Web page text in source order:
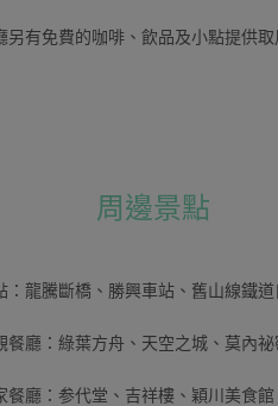
另有免費的咖啡、飲品及小點提供取
周邊景點
：龍騰斷橋、勝興車站、舊山線鐵
餐廳：綠葉方舟、天空之城、莫內祕
餐廳：参代堂、吉祥樓、穎川美食館